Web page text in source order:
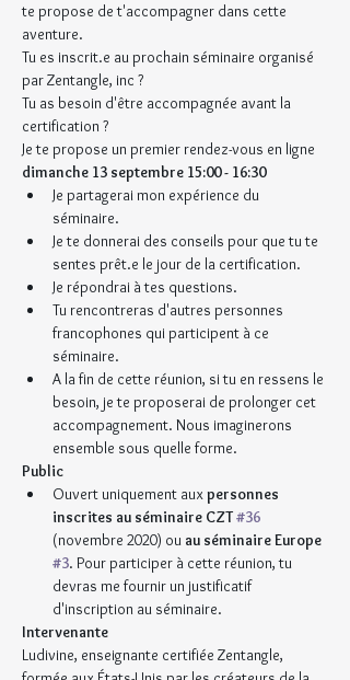
te propose de t'accompagner dans cette
aventure.
Tu es inscrit.e au prochain séminaire organisé
par Zentangle, inc ?
Tu as besoin d'être accompagnée avant la
certification ?
Je te propose un premier rendez-vous en ligne
dimanche 13 septembre 15:00 - 16:30
Je partagerai mon expérience du
séminaire.
Je te donnerai des conseils pour que tu te
sentes prêt.e le jour de la certification.
Je répondrai à tes questions.
Tu rencontreras d'autres personnes
francophones qui participent à ce
séminaire.
A la fin de cette réunion, si tu en ressens le
besoin, je te proposerai de prolonger cet
accompagnement. Nous imaginerons
ensemble sous quelle forme.
Public
Ouvert uniquement aux personnes
inscrites au séminaire CZT #36
(novembre 2020) ou au séminaire Europe
#3. Pour participer à cette réunion, tu
devras me fournir un justificatif
d'inscription au séminaire.
Intervenante
Ludivine, enseignante certifiée Zentangle,